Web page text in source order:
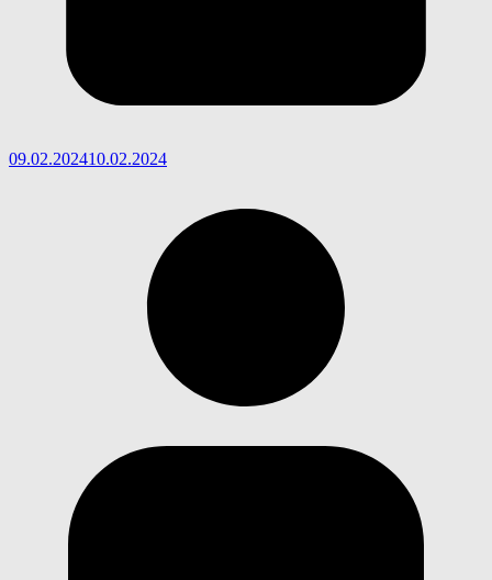
09.02.202410.02.2024